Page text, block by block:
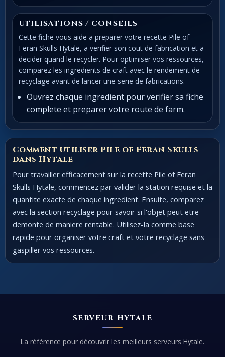
UTILISATIONS / CONSEILS
Cette fiche vous aide a preparer votre recette Pile of
Feran Skulls Hytale, a verifier son cout de fabrication et a
decider quand le recycler. Pour optimiser vos ressources,
comparez les ingredients de craft avec le rendement de
recyclage avant de lancer une serie de fabrications.
Ouvrez chaque ingredient pour verifier sa fiche
complete et preparer votre route de farm.
Comment utiliser Pile of Feran Skulls
dans Hytale
Pour travailler efficacement sur la recette Pile of Feran
Skulls Hytale, commencez par valider la station requise et la
quantite exacte de chaque ingredient. Ensuite, comparez
avec la section recyclage pour savoir si l'objet peut etre
demonte de maniere rentable. Utilisez-la comme base
rapide pour organiser votre craft et votre recyclage sans
gaspiller vos ressources.
SERVEUR HYTALE
La référence pour découvrir les meilleurs serveurs Hytale.